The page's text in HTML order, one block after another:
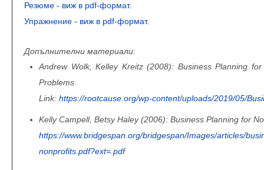
Резюме - виж в pdf-формат.
Упражнение - виж в pdf-формат.
Допълнителни материали:
Andrew Wolk, Kelley Kreitz (2008): Business Planning
Problems.
Link: https://rootcause.org/wp-content/uploads/2019/05/
Kelly Campell, Betsy Haley (2006): Business Planning for
https://www.bridgespan.org/bridgespan/Images/articles/
nonprofits.pdf?ext=.pdf